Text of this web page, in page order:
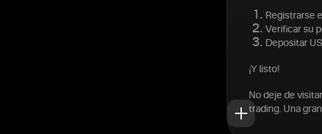
Registrarse
Verificar su
Depositar
¡Y listo!
No deje de
trading. Una